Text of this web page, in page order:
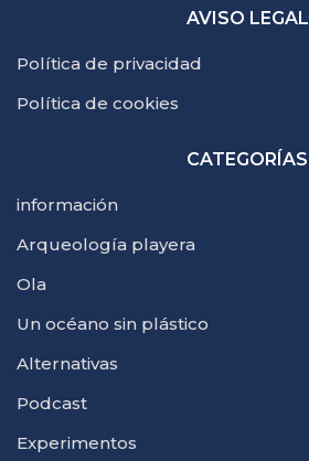
AVISO LEGAL
Política de privacidad
Política de cookies
CATEGORÍAS
información
Arqueología playera
Ola
Un océano sin plástico
Alternativas
Podcast
Experimentos